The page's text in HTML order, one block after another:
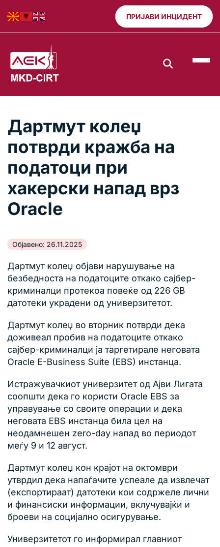
ПРИЈАВИ ИНЦИДЕНТ
Дартмут колеџ
потврди кражба на
податоци при
хакерски напад врз
Oracle
Објавено: 26.11.2025
Дартмут колеџ објави нарушување на
безбедноста на податоците откако сајбер-
криминалци протекоа повеќе од 226 GB
датотеки украдени од универзитетот.
Дартмут колеџ во вторник потврди дека
доживеал пробив на податоците откако
сајбер-криминалци ја таргетирале неговата
Oracle E-Business Suite (EBS) инстанца.
Истражувачкиот универзитет од Ајви Лигата
соопшти дека го користи Oracle EBS за
управување со своите операции и дека
неговата EBS инстанца била цел на
неодамнешен zero-day напад во периодот
меѓу 9 и 12 август.
Дартмут колеџ кон крајот на октомври
утврдил дека напаѓачите успеале да извлечат
(експортираат) датотеки кои содржеле лични
и финансиски информации, вклучувајќи и
броеви на социјално осигурување.
Универзитетот го информирал главниот